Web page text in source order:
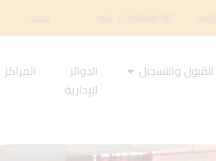
962-2-7056682 منفذ
القبول والتسجيل
الدوائر
الإدارية
المراكز